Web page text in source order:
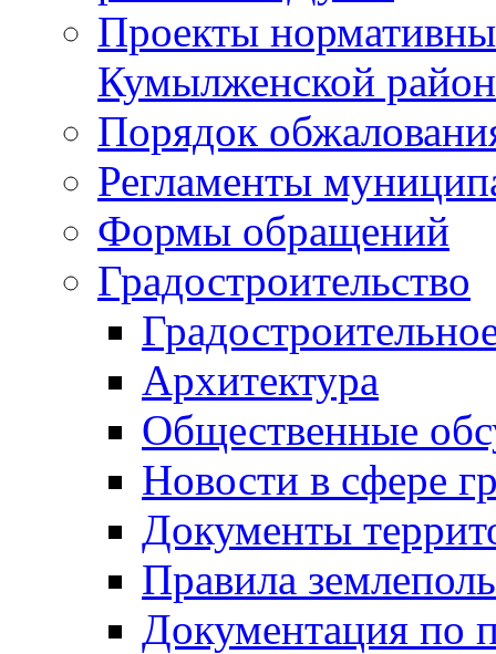
Проекты
Кумылженской
Порядок
Регламенты
Формы обращений
Градостроительство
Архитектура
Общественные
Новости в сфере
Документы
Правила
Документация по